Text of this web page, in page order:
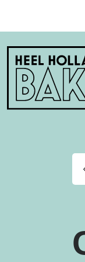
Heel
Holland
Bakt